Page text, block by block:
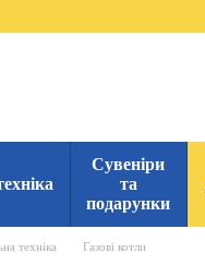
Сувеніри
та
подарунки
техніка Газові котли